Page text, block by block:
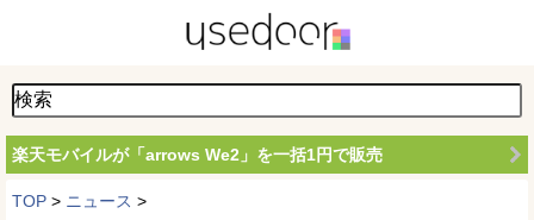
楽天モバイルが「arrows We2」を一括1円で販売
TOP > ニュース >